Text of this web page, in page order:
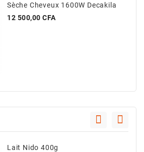
Sèche Cheveux 1600W Decakila
Prix
12 500,00 CFA
Lait Nido 400g